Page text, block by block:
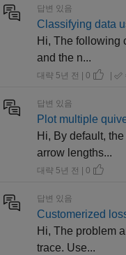
답변 있음
Classifying data
Hi, The following
and the n...
대략 5년 전 | 0 |
답변 있음
Plot multiple
Hi, By default,
arrow lengths...
대략 5년 전 | 0
답변 있음
Customerized
Hi, The problem
trace. Use...